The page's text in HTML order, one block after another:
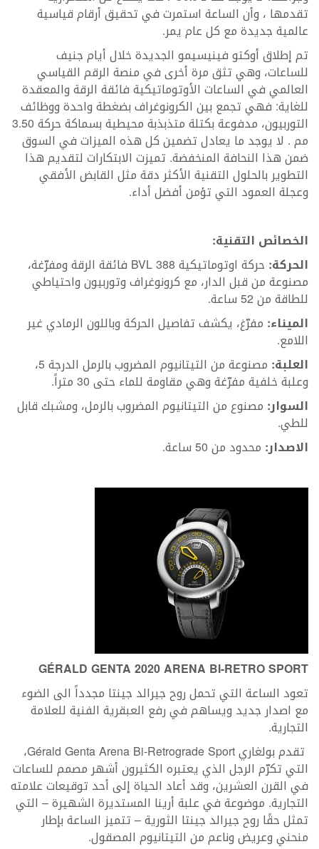
تقدمها ، وأن الساعة استمرت في تحقيق أرقام قياسية
عالمية جديدة مع كل عام يمر.
تم إطلاق أوكتو فينيسيمو الجديدة خلال أيام جنيف
للساعات، وهي تثق مرة أخرى في منصة الرقم القياسي
العالمي في الساعات الأوتوماتيكية فائقة الرقة والمعقدة
للغاية: فهي تجمع بين الكرونوغراف بضغطة واحدة ووظائف
التوربيون، مدفوعة بكتلة متذبذبة محيطية بسماكة حركة 3.50
مم . لا يوجد ما يعادل تضمين كل هذه الميزات في السوق
ضمن هذا النحافة المنخفضة. تميزت الابتكارات لتقديم هذا
التطوير بالحلول التقنية الأكثر دقة مثل القابض الأفقي
وعجلة العمود التي تؤمن أفضل أداء.
الخصائص التقنية:
الحركة:
حركة اوتوماتيكية BVL 388 فائقة الرقة ومفرّغة،
مصنوعة من قبل الدار، مع كرونوغراف وتوربيون واحتياطي
للطاقة من 52 ساعة.
الميناء: مفرّغ، يكشف تفاصيل الحركة وباللون الرمادي غير
اللامع.
العلبة:
مصنوعة من التيتانيوم المضروب بالرمل الدرجة 5،
وعلبة خلفية مفرّغة وهي مقاومة للماء حتى 30 متراً.
السوار: مصنوع من التيتانيوم المضروب بالرمل، ومشبك قابل
للطي.
الاصدار: محدود من 50 ساعة.
GÉRALD GENTA 2020 ARENA BI-RETRO SPORT
تعود الساعة التي تحمل روح جيرالد جينتا مجدداً الى الضوء
مع اصدار جديد ويساهم في رفع العبقرية الفنية للعلامة
التجارية.
تقدم بولغاري Gérald Genta Arena Bi-Retrograde Sport،
التي تكرّم الرجل الذي يعتبره الكثيرون أشهر مصمم للساعات
في القرن العشرين، وقد أعاد الحياة إلى أحد توقيعات علامته
التجارية. موضوعة في علبة أرينا المستديرة الشهيرة – التي
تمثل حقًا روح جيرالد جينتا الثورية – تتميز الساعة بإطار
منحني وعريض وناعم من التيتانيوم المصقول.